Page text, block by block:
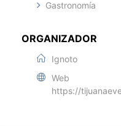
Gastronomía
ORGANIZADOR
Ignoto
Web
https://